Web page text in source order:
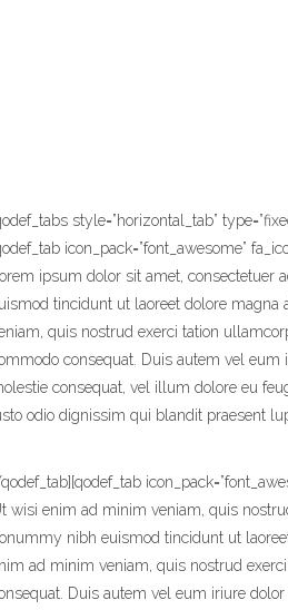
style=”horizontal_tab”
icon_pack=”font_awesome”
Lorem ipsum dolor sit amet,
tincidunt ut laoreet dolore
quis nostrud exerci tation
consequat. Duis autem vel
consequat, vel illum dolore eu
odio dignissim qui blandit praesent
wisi enim ad minim veniam, quis
nibh euismod tincidunt ut
ad minim veniam, quis nostrud
Duis autem vel eum iriure